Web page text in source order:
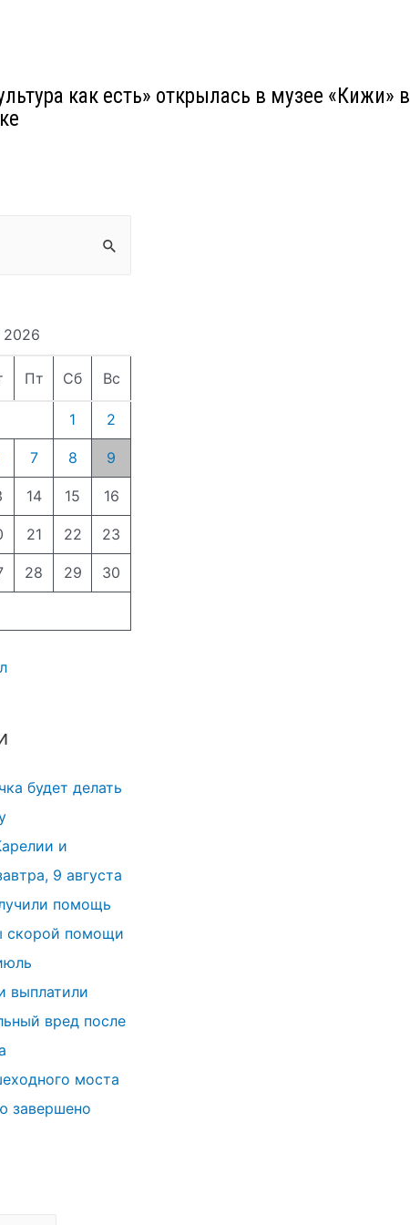
как есть» открылась в музее «Кижи» в
2026
Пт Сб Вс
1 2
7 8 9
14 15 16
21 22 23
28 29 30
будет делать
и
9 августа
помощь
скорой помощи
выплатили
вред после
моста
завершено